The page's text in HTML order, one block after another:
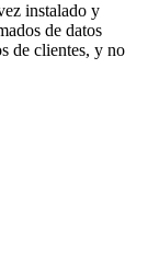
instalado y
de datos
de clientes, y no